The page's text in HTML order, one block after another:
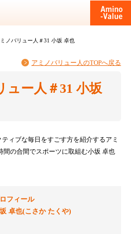
ノバリュー人＃31 小坂 卓也
アミノバリュー人のTOPへ戻る
ュー人＃31 小坂
ィブな毎日をすごす方を紹介するアミ
間の合間でスポーツに取組む小坂 卓也
フィール
卓也(こさか たくや)